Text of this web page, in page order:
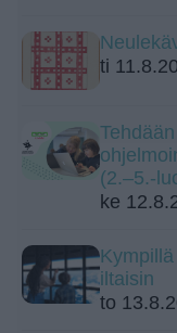
ti
(2.–5.-
ke
iltaisin
to